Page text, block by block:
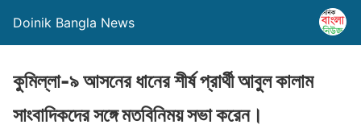
Doinik Bangla News
কুমিল্লা-৯ আসনের ধানের শীর্ষ প্রার্থী আবুল কালাম
সাংবাদিকদের সঙ্গে মতবিনিময় সভা করেন।